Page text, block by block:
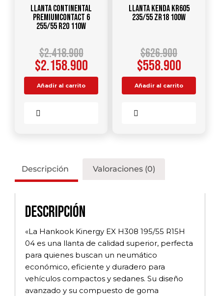
Llanta CONTINENTAL
PREMIUMCONTACT 6
255/55 R20 110W
$2.418.900
$2.158.900
Añadir al carrito
Llanta KENDA KR605
235/55 ZR18 100W
$626.900
$558.900
Añadir al carrito
Descripción Valoraciones (0)
Descripción
«La Hankook Kinergy EX H308 195/55 R15H
04 es una llanta de calidad superior, perfecta
para quienes buscan un neumático
económico, eficiente y duradero para
vehículos compactos y sedanes. Su diseño
avanzado y su compuesto de goma